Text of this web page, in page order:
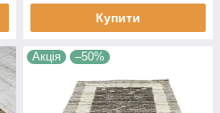
Купити
Акція –50%